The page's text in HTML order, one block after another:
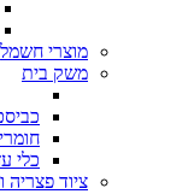
מוצרי חשמל
משק בית
כלי
ציוד פצריה